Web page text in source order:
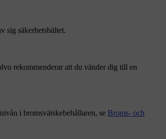
sig säkerhetsbältet.
rekommenderar att du vänder dig till en
i bromsvätskebehållaren, se Broms- och